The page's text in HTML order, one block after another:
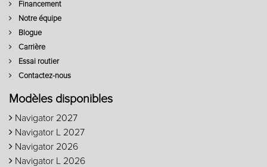
Financement
Notre équipe
Blogue
Carrière
Essai routier
Contactez-nous
Modèles disponibles
Navigator 2027
Navigator L 2027
Navigator 2026
Navigator L 2026